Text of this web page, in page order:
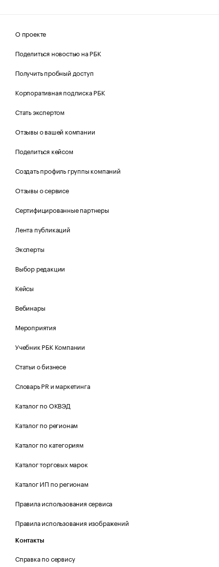
О проекте
Поделиться новостью на РБК
Получить пробный доступ
Корпоративная подписка РБК
Стать экспертом
Отзывы о вашей компании
Поделиться кейсом
Создать профиль группы компаний
Отзывы о сервисе
Сертифицированные партнеры
Лента публикаций
Эксперты
Выбор редакции
Кейсы
Вебинары
Мероприятия
Учебник РБК Компании
Статьи о бизнесе
Словарь PR и маркетинга
Каталог по ОКВЭД
Каталог по регионам
Каталог по категориям
Каталог торговых марок
Каталог ИП по регионам
Правила использования сервиса
Правила использования изображений
Контакты
Справка по сервису